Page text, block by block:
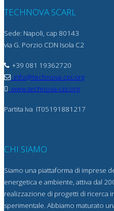
TECHNOVA SCARL
Sede: Napoli, cap 80143
via G. Porzio CDN Isola C2
+39 081 19362720
info@technova-cpi.org
www.technova-cpi.org
Partita Iva IT05191881217
CHI SIAMO
Siamo una piattaforma di imprese
energetica e ambiente, attiva dal
realizzazione di progetti di ricerca
sperimentale. Abbiamo maturato